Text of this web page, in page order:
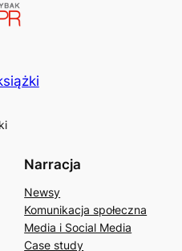
Narracja
Newsy
Komunikacja społeczna
Media i Social Media
Case study